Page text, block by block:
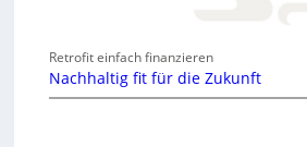
Retrofit einfach finanzieren
Nachhaltig fit für die Zukunft